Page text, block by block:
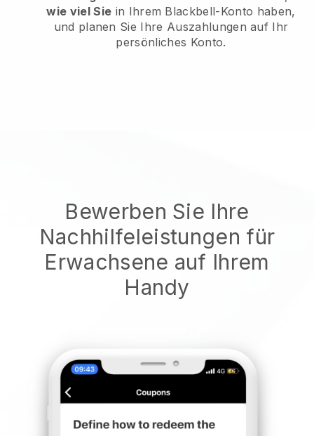
wie viel Sie in Ihrem Blackbell-Konto haben,
und planen Sie Ihre Auszahlungen auf Ihr
persönliches Konto.
Bewerben Sie Ihre
Nachhilfeleistungen für
Erwachsene auf Ihrem
Handy